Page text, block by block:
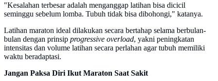
"Kesalahan terbesar adalah menganggap latihan bisa dicicil
seminggu sebelum lomba. Tubuh tidak bisa dibohongi," katanya.
Latihan maraton ideal dilakukan secara bertahap selama berbulan-
bulan dengan prinsip progressive overload, yakni peningkatan
intensitas dan volume latihan secara perlahan agar tubuh memiliki
waktu beradaptasi.
Jangan Paksa Diri Ikut Maraton Saat Sakit